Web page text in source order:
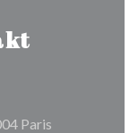
Paris((otevře se v